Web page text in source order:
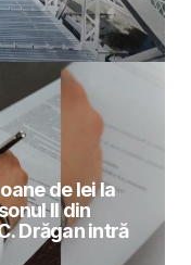
de lei la
II din
Drăgan intră